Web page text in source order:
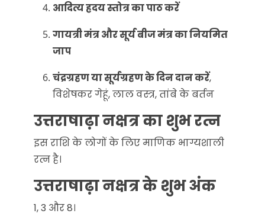
आदित्य ह्रदय स्तोत्र का पाठ करें
गायत्री मंत्र और सूर्य बीज मंत्र का नियमित
जाप
चंद्रग्रहण या सूर्यग्रहण के दिन दान करें,
विशेषकर गेहूं, लाल वस्त्र, तांबे के बर्तन
उत्तराषाढ़ा नक्षत्र का शुभ रत्न
इस राशि के लोगों के लिए माणिक भाग्यशाली
रत्न है।
उत्तराषाढ़ा नक्षत्र के शुभ अंक
1, 3 और 8।